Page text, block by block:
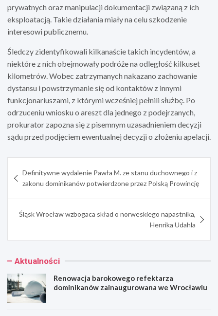
prywatnych oraz manipulacji dokumentacji związaną z ich
eksploatacją. Takie działania miały na celu szkodzenie
interesowi publicznemu.
Śledczy zidentyfikowali kilkanaście takich incydentów, a
niektóre z nich obejmowały podróże na odległość kilkuset
kilometrów. Wobec zatrzymanych nakazano zachowanie
dystansu i powstrzymanie się od kontaktów z innymi
funkcjonariuszami, z którymi wcześniej pełnili służbę. Po
odrzuceniu wniosku o areszt dla jednego z podejrzanych,
prokurator zapozna się z pisemnym uzasadnieniem decyzji
sądu przed podjęciem ewentualnej decyzji o złożeniu apelacji.
wpisu
Definitywne wydalenie Pawła M. ze stanu duchownego i z
zakonu dominikanów potwierdzone przez Polską Prowincję
Śląsk Wrocław wzbogaca skład o norweskiego napastnika,
Henrika Udahla
Aktualności
Renowacja barokowego refektarza
dominikanów zainaugurowana we Wrocławiu